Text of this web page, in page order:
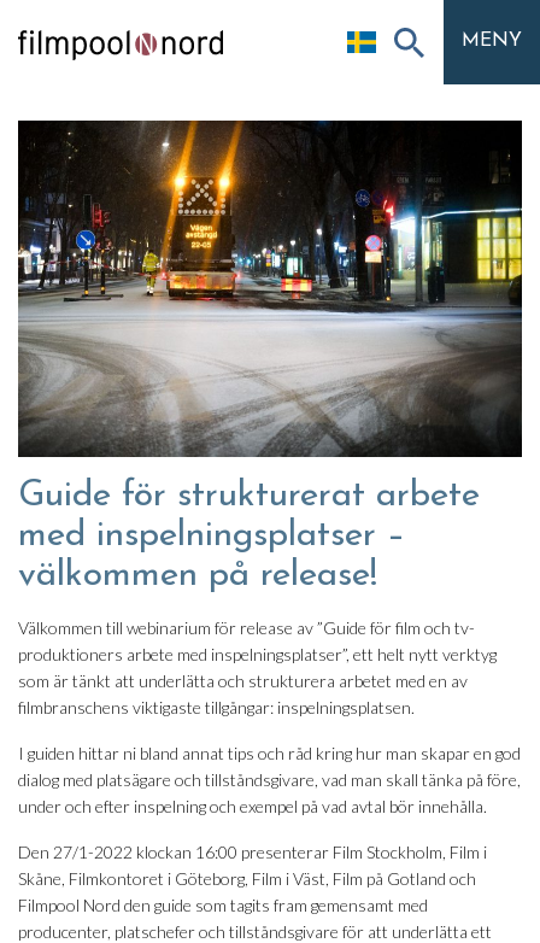
MENY
Guide för strukturerat arbete
med inspelningsplatser –
välkommen på release!
Välkommen till webinarium för release av ”Guide för film och tv-
produktioners arbete med inspelningsplatser”, ett helt nytt verktyg
som är tänkt att underlätta och strukturera arbetet med en av
filmbranschens viktigaste tillgångar: inspelningsplatsen.
I guiden hittar ni bland annat tips och råd kring hur man skapar en god
dialog med platsägare och tillståndsgivare, vad man skall tänka på före,
under och efter inspelning och exempel på vad avtal bör innehålla.
Den 27/1-2022 klockan 16:00 presenterar Film Stockholm, Film i
Skåne, Filmkontoret i Göteborg, Film i Väst, Film på Gotland och
Filmpool Nord den guide som tagits fram gemensamt med
producenter, platschefer och tillståndsgivare för att underlätta ett